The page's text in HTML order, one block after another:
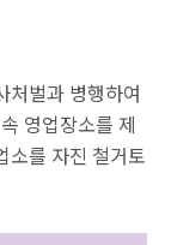
처벌과 병행하여
영업장소를 제
소를 자진 철거토